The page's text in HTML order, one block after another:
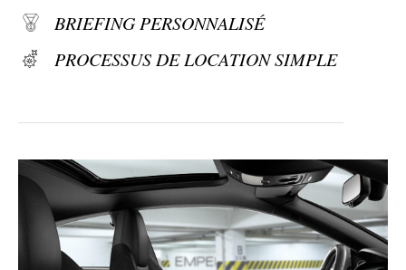
BRIEFING PERSONNALISÉ
PROCESSUS DE LOCATION SIMPLE